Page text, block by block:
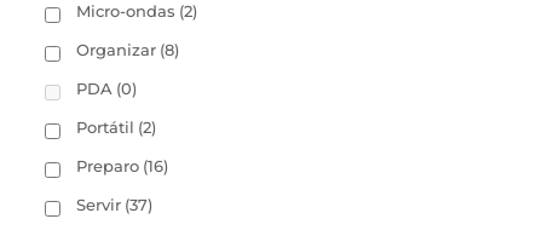
Micro-ondas (2)
Organizar (8)
PDA (0)
Portátil (2)
Preparo (16)
Servir (37)